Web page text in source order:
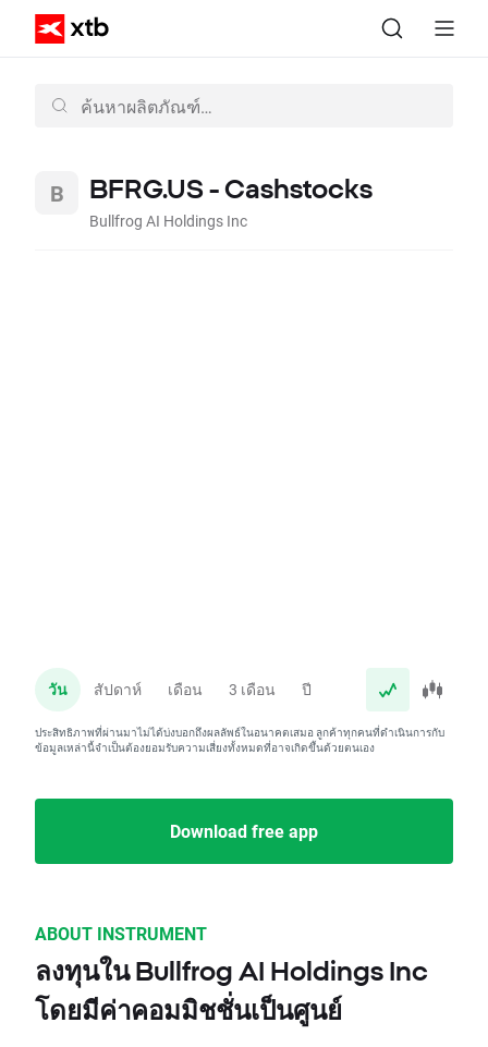
BFRG.US - Cashstocks
Bullfrog AI Holdings Inc
วัน สัปดาห์ เดือน 3 เดือน ปี
ประสิทธิภาพที่ผ่านมาไม่ได้บ่งบอกถึงผลลัพธ์ในอนาคตเสมอ ลูกค้าทุกคนที่ดำเนินการกับ
ข้อมูลเหล่านี้จำเป็นต้องยอมรับความเสี่ยงทั้งหมดที่อาจเกิดขึ้นด้วยตนเอง
Download free app
ABOUT INSTRUMENT
ลงทุนใน Bullfrog AI Holdings Inc
โดยมีค่าคอมมิชชั่นเป็นศูนย์